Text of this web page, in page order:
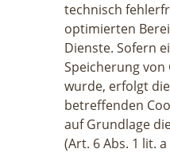
technisch
optimierten
Dienste. Sofern
Speicherung von
wurde, erfolgt
betreffenden
auf Grundlage
(Art. 6 Abs. 1 lit. a